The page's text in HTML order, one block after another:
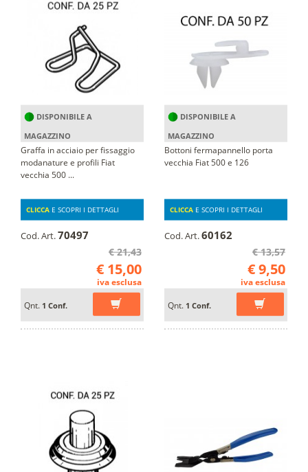
DISPONIBILE A
MAGAZZINO
Graffa in acciaio per fissaggio
modanature e profili Fiat
vecchia 500 ...
CLICCA E SCOPRI I DETTAGLI
Cod. Art.70497
€ 21,43
€ 15,00
iva esclusa
Qnt. 1 Conf.
DISPONIBILE A
MAGAZZINO
Bottoni fermapannello porta
vecchia Fiat 500 e 126
CLICCA E SCOPRI I DETTAGLI
Cod. Art.60162
€ 13,57
€ 9,50
iva esclusa
Qnt. 1 Conf.